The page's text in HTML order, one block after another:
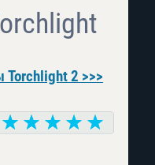
Torchlight 2 >>>